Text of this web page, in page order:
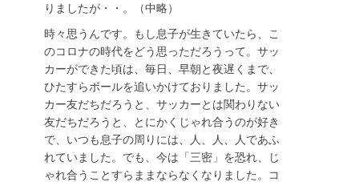
りましたが・・。（中略）
時々思うんです。もし息子が生きていたら、こ
のコロナの時代をどう思っただろうって。サッ
カーができた頃は、毎日、早朝と夜遅くまで、
ひたすらボールを追いかけておりました。サッ
カー友だちだろうと、サッカーとは関わりない
友だちだろうと、とにかくじゃれ合うのが好き
で、いつも息子の周りには、人、人、人であふ
れていました。でも、今は「三密」を恐れ、じ
ゃれ合うことすらままならなくなりました。コ